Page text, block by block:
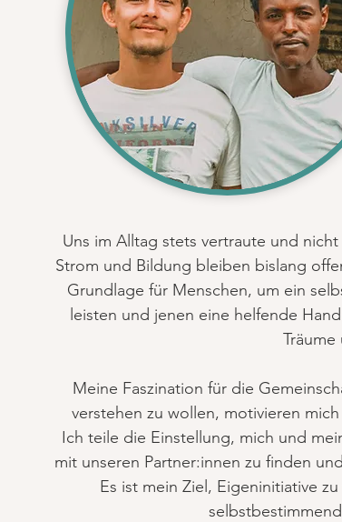
Uns im Alltag stets vertraute und
Strom und Bildung bleiben bislang
Grundlage für Menschen, um ein
leisten und jenen eine helfende
Meine Faszination für die
verstehen zu wollen, motivieren
Ich teile die Einstellung, mich und
mit unseren Partner:innen zu finden
Es ist mein Ziel, Eigeninitiative